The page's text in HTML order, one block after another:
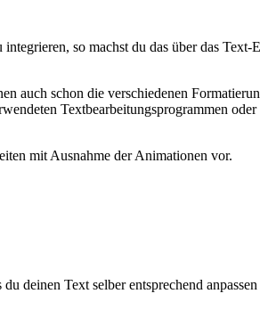
so machst du das über das Text-
auch schon die verschiedenen
Textbearbeitungsprogrammen
mit Ausnahme der Animationen vor.
deinen Text selber entsprechend